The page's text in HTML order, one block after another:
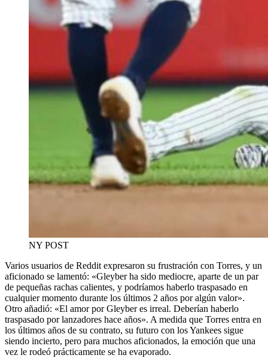
NY POST
Varios usuarios de Reddit expresaron su frustración con Torres, y un
aficionado se lamentó: «Gleyber ha sido mediocre, aparte de un par
de pequeñas rachas calientes, y podríamos haberlo traspasado en
cualquier momento durante los últimos 2 años por algún valor».
Otro añadió: «El amor por Gleyber es irreal. Deberían haberlo
traspasado por lanzadores hace años». A medida que Torres entra en
los últimos años de su contrato, su futuro con los Yankees sigue
siendo incierto, pero para muchos aficionados, la emoción que una
vez le rodeó prácticamente se ha evaporado.